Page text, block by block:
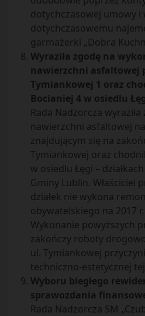
dotychczasowej umowy i
dotychczasowemu
garmażerki „Dobra
Wyraziła zgodę na
nawierzchni asfaltowej
Tymiankowej 1 oraz
Bocianiej 4 w osiedlu
Rada Nadzorcza
nawierzchni asfaltowej
znajdującym się na
Tymiankowej oraz
w osiedlu Łęgi –
Gminy Lublin. Właściciel
działek nie wykona
obywatelskiego na 2017 r.
Wykonanie powyższych
zakończy roboty
ul. Tymiankowej
techniczno-estetycznej
Wyboru biegłego
sprawozdania
Rada Nadzorcza SM